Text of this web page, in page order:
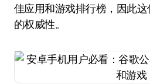
佳应用和游戏排行榜，因此
的权威性。